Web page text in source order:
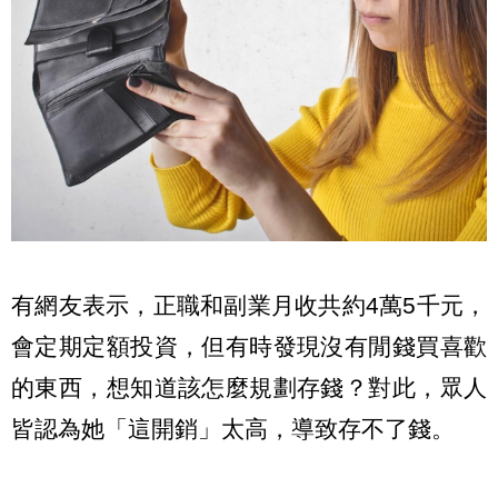
有網友表示，正職和副業月收共約4萬5千元，
會定期定額投資，但有時發現沒有閒錢買喜歡
的東西，想知道該怎麼規劃存錢？對此，眾人
皆認為她「這開銷」太高，導致存不了錢。